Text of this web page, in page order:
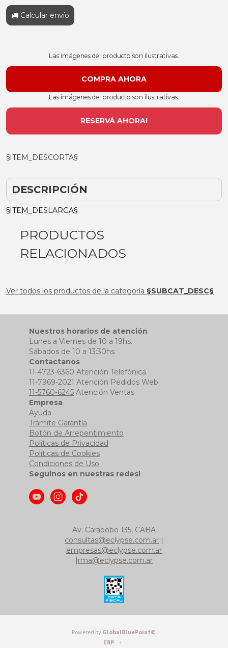
Calcular envío
Las imágenes del producto son ilustrativas.
Las imágenes del producto son ilustrativas.
RESERVÁ AHORA!
§ITEM_DESCORTA§
DESCRIPCIÓN
§ITEM_DESLARGA§
PRODUCTOS
RELACIONADOS
Ver todos los productos de la categoría §SUBCAT_DESC§
Nuestros horarios de atención
Lunes a Viernes de 10 a 19hs.
Sábados de 10 a 13:30hs
Contactanos
11-4723-6360 Atención Telefónica
11-7969-2021 Atención Pedidos Web
11-5760-6245Atención Ventas
Empresa
Ayuda
Trámite Garantía
Botón de Arrepentimiento
Políticas de Privacidad
Políticas de Cookies
Condiciones de Uso
Seguinos en nuestras redes!
Av. Carabobo 135, CABA
consultas@eclypse.com.ar |
empresas@eclypse.com.ar
|rma@eclypse.com.ar
Powered by GlobalBluePoint©
ERP -